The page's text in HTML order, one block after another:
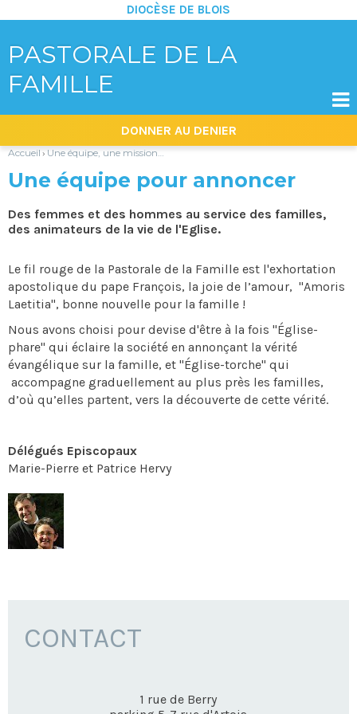
PASTORALE DE LA
FAMILLE
DIOCÈSE DE BLOIS
|
Aller
navigation
DONNER AU DENIER

Accueil › Une équipe, une mission…
Une équipe pour annoncer
Des femmes et des hommes au service des familles,
des animateurs de la vie de l'Eglise.
Le fil rouge de la Pastorale de la Famille est l'exhortation
apostolique du pape François, la joie de l’amour, "Amoris
Laetitia", bonne nouvelle pour la famille !
Nous avons choisi pour devise d'être à la fois "Église-
phare" qui éclaire la société en annonçant la vérité
évangélique sur la famille, et "Église-torche" qui
accompagne graduellement au plus près les familles,
d’où qu’elles partent, vers la découverte de cette vérité.
Délégués Episcopaux
Marie-Pierre et Patrice Hervy
CONTACT
1 rue de Berry